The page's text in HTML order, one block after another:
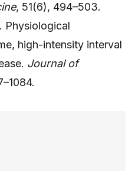
, 51(6), 494–503.
Physiological
high-intensity interval
Journal of